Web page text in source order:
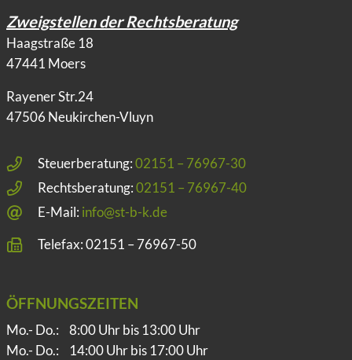
Zweigstellen der Rechtsberatung
Haagstraße 18
47441 Moers
Rayener Str.24
47506 Neukirchen-Vluyn
Steuerberatung:02151 – 76967-30
Rechtsberatung:02151 – 76967-40
E-Mail: info@st-b-k.de
Telefax: 02151 – 76967-50
ÖFFNUNGSZEITEN
Mo.- Do.:
8:00 Uhr bis 13:00 Uhr
Mo.- Do.:
14:00 Uhr bis 17:00 Uhr